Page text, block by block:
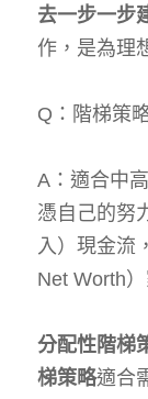
去一步一步
作，是為理
Q：階梯策
A：適合中
憑自己的努
入）現金流
Net Worth）
分配性階梯
梯策略適合